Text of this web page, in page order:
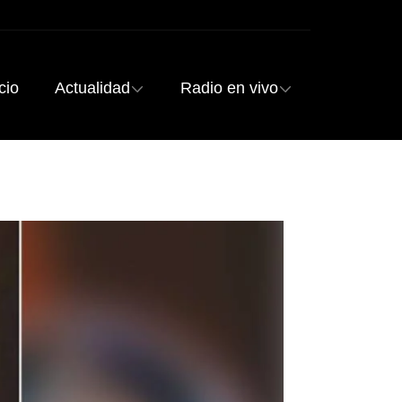
Actualidad Radio en vivo